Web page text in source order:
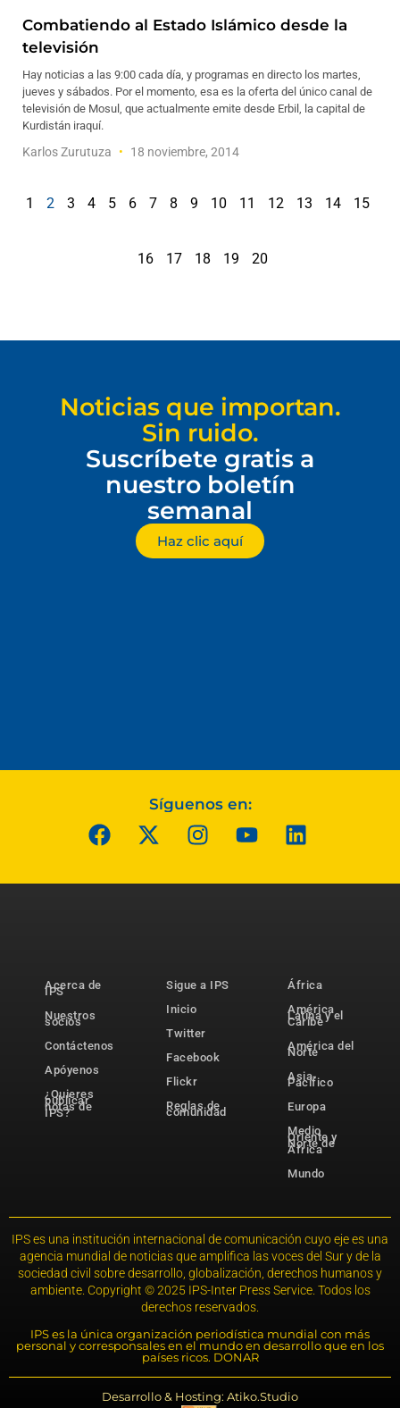
Combatiendo al Estado Islámico desde la
televisión
Hay noticias a las 9:00 cada día, y programas en directo los martes,
jueves y sábados. Por el momento, esa es la oferta del único canal de
televisión de Mosul, que actualmente emite desde Erbil, la capital de
Kurdistán iraquí.
Karlos Zurutuza 18 noviembre, 2014
1 2 3 4 5 6 7 8 9 10 11 12 13 14 15
16 17 18 19 20
Noticias que importan.
Sin ruido.
Suscríbete gratis a
nuestro boletín
semanal
Haz clic aquí
Síguenos en:
Acerca de
IPS
Nuestros
socios
Contáctenos
Apóyenos
¿Quieres
publicar
notas de
IPS?
Sigue a IPS
Inicio
Twitter
Facebook
Flickr
Reglas de
comunidad
África
América
Latina y el
Caribe
América del
Norte
Asia-
Pacífico
Europa
Medio
Oriente y
Norte de
África
Mundo
IPS es una institución internacional de comunicación cuyo eje es una
agencia mundial de noticias que amplifica las voces del Sur y de la
sociedad civil sobre desarrollo, globalización, derechos humanos y
ambiente. Copyright © 2025 IPS-Inter Press Service. Todos los
derechos reservados.
IPS es la única organización periodística mundial con más
personal y corresponsales en el mundo en desarrollo que en los
países ricos. DONAR
Desarrollo & Hosting: Atiko.Studio